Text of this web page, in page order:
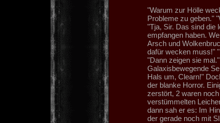
"Warum zur Hölle
Probleme zu geben."
"Tja, Sir. Das sind die
empfangen haben.
Arsch und
dafür wecken muss!"
"Dann zeigen sie
Galaxisbewegende
Hals um, Clearn!"
der blanke Horror.
zerstört, 2 waren
verstümmelten
dann sah er es: Im
der gerade noch mit